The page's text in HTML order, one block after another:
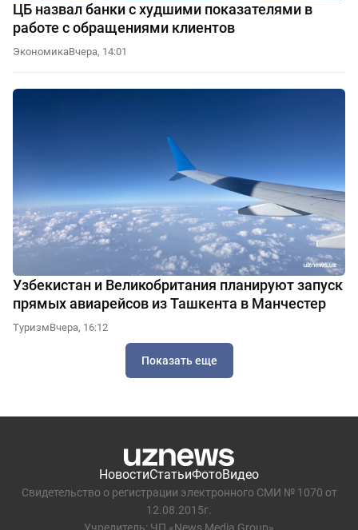
ЦБ назвал банки с худшими показателями в
работе с обращениями клиентов
ЭкономикаВчера, 14:01
Узбекистан и Великобритания планируют запуск
прямых авиарейсов из Ташкента в Манчестер
ТуризмВчера, 16:12
Показать еще
НовостиСтатьиФотоВидео
Свидетельство о регистрации электронного СМИ № 1070 от
12.08.2015г.